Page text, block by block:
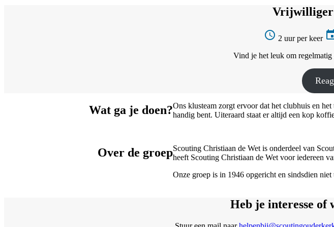
Vrijwilliger
access_time 2 uur per keer
Vind je het leuk om regelmatig
Wat ga je doen?Ons klusteam zorgt ervoor dat het clubhuis en
handig bent. Uiteraard staat er altijd een kop
Over de groepScouting Christiaan de Wet is onderdeel van
heeft Scouting Christiaan de Wet voor iedereen
Onze groep is in 1946 opgericht en sindsdien
Heb je interesse